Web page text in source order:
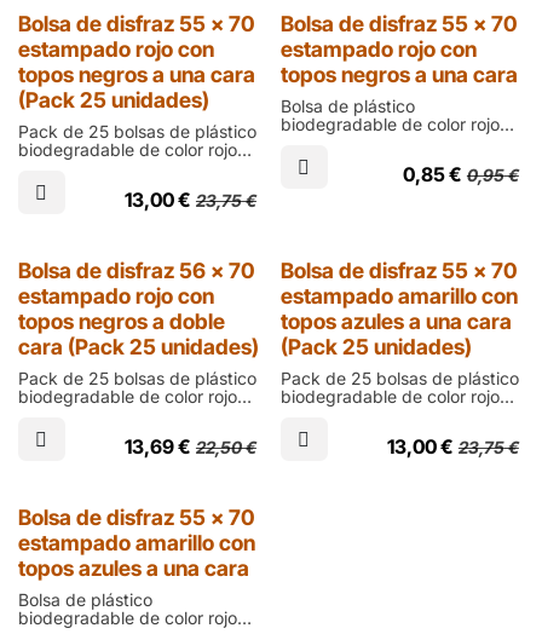
disfraces personalizados para
grupos de niños en
guarderías, escuelas y
ludotecas
disfraces de payaso para
grupos de niños en
guarderías, escuelas y
ludotecas
Outlet
Bolsa de disfraz 55 x 70
estampado rojo con
topos negros a una cara
(Pack 25 unidades)
Pack de 25 bolsas de plástico
biodegradable de color rojo
una cara de talla infantil de
700 mm de alto, 550 de
13,00€ 23,75€
Outlet
Bolsa de disfraz 55 x 70
estampado rojo con
topos negros a una cara
Bolsa de plástico
biodegradable de color rojo
una cara de talla infantil de
700 mm de alto, 550 de
0,85€ 0,95€
Bolsa de disfraz 56 x 70
estampado rojo con
topos negros a doble
cara (Pack 25 unidades)
Pack de 25 bolsas de plástico
biodegradable de color rojo
doble cara de talla infantil de
700 mm de alto, 560 de
de mariquita para grupos de
niños en guarderías, escuelas
y ludotecas
13,69€ 22,50€
Outlet
Bolsa de disfraz 55 x 70
estampado amarillo con
topos azules a una cara
(Pack 25 unidades)
Pack de 25 bolsas de plástico
biodegradable de color rojo
una cara de talla infantil de
700 mm de alto, 550 de
13,00€ 23,75€
Outlet
Bolsa de disfraz 55 x 70
estampado amarillo con
topos azules a una cara
Bolsa de plástico
biodegradable de color rojo